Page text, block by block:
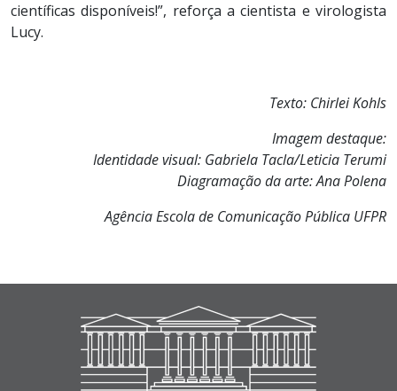
científicas disponíveis!”, reforça a cientista e virologista
Lucy.
Texto: Chirlei Kohls
Imagem destaque:
Identidade visual: Gabriela Tacla/Leticia Terumi
Diagramação da arte: Ana Polena
Agência Escola de Comunicação Pública UFPR